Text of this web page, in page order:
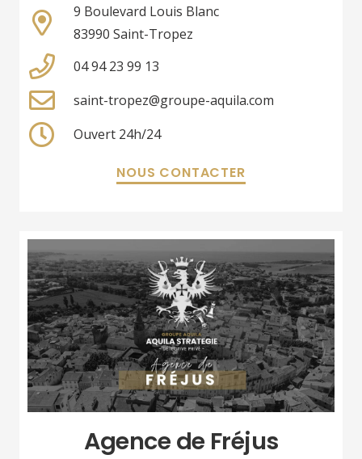
9 Boulevard Louis Blanc
83990 Saint-Tropez
04 94 23 99 13
saint-tropez@groupe-aquila.com
Ouvert 24h/24
NOUS CONTACTER
Agence de Fréjus